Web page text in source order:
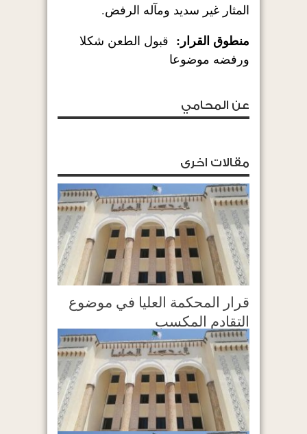
المثار غير سديد ومآله الرفض.
منطوق القرار: قبول الطعن شكلا
ورفضه موضوعا
عن المحامي
مقالات اخرى
قرار المحكمة العليا في موضوع
التقادم المكسب